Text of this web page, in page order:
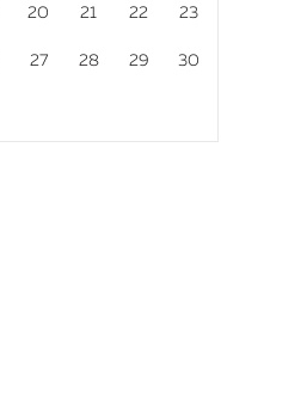
20 21 22 23
27 28 29 30